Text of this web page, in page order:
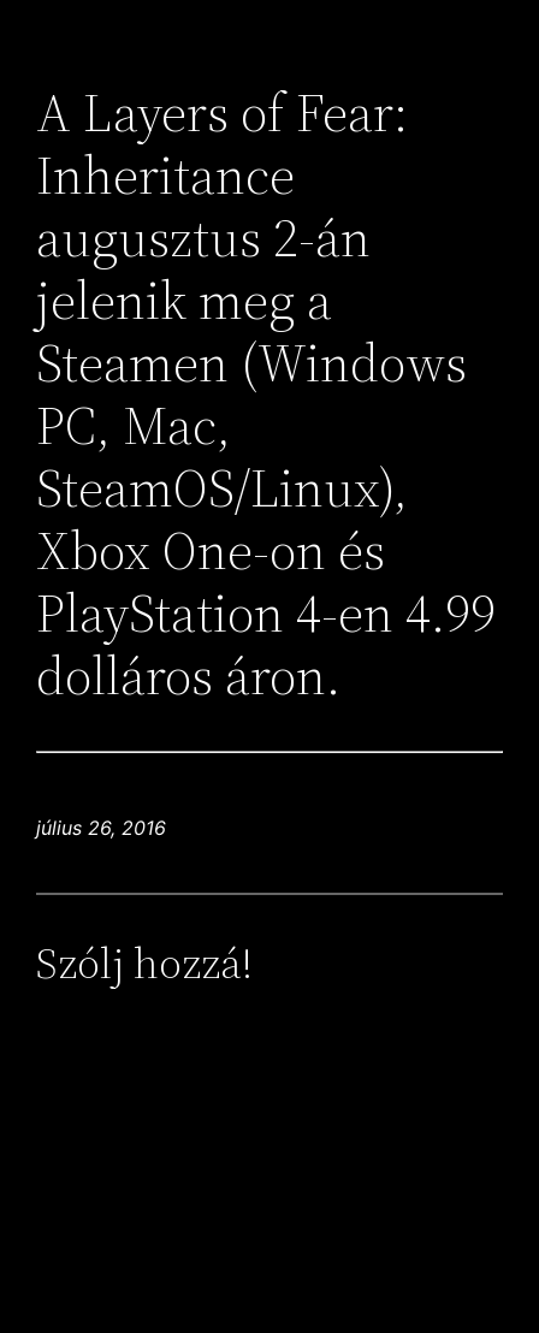
A Layers of Fear:
Inheritance
augusztus 2-án
jelenik meg a
Steamen (Windows
PC, Mac,
SteamOS/Linux),
Xbox One-on és
PlayStation 4-en 4.99
dolláros áron.
július 26, 2016
Szólj hozzá!